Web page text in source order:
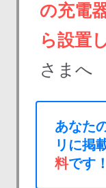
の充電
ら設置
さまへ
あなた
リに掲
料です！